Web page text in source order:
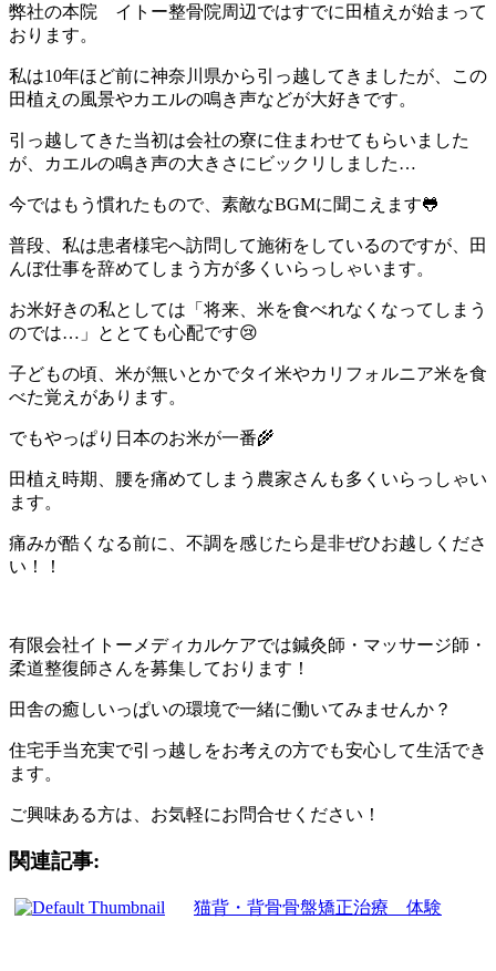
弊社の本院 イトー整骨院周辺ではすでに田植えが始まって
おります。
私は10年ほど前に神奈川県から引っ越してきましたが、この
田植えの風景やカエルの鳴き声などが大好きです。
引っ越してきた当初は会社の寮に住まわせてもらいました
が、カエルの鳴き声の大きさにビックリしました…
今ではもう慣れたもので、素敵なBGMに聞こえます🐸
普段、私は患者様宅へ訪問して施術をしているのですが、田
んぼ仕事を辞めてしまう方が多くいらっしゃいます。
お米好きの私としては「将来、米を食べれなくなってしまう
のでは…」ととても心配です😢
子どもの頃、米が無いとかでタイ米やカリフォルニア米を食
べた覚えがあります。
でもやっぱり日本のお米が一番🌾
田植え時期、腰を痛めてしまう農家さんも多くいらっしゃい
ます。
痛みが酷くなる前に、不調を感じたら是非ぜひお越しくださ
い！！
有限会社イトーメディカルケアでは鍼灸師・マッサージ師・
柔道整復師さんを募集しております！
田舎の癒しいっぱいの環境で一緒に働いてみませんか？
住宅手当充実で引っ越しをお考えの方でも安心して生活でき
ます。
ご興味ある方は、お気軽にお問合せください！
関連記事:
猫背・背骨骨盤矯正治療 体験